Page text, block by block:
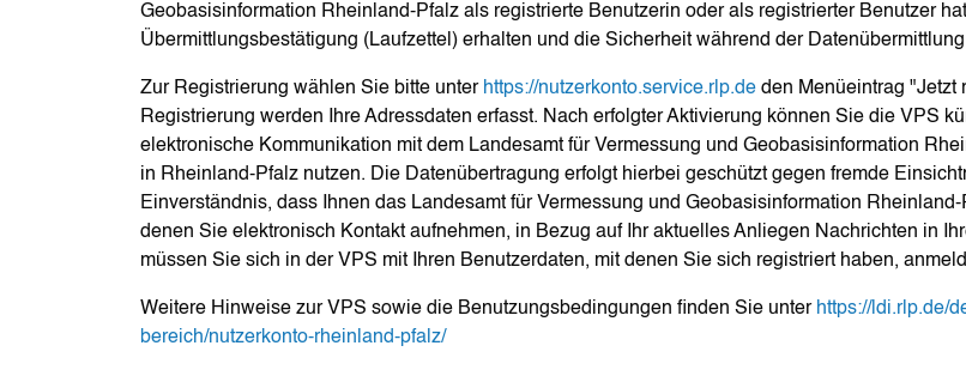
Geobasisinformation Rheinland-Pfalz als registrierte Benutzerin oder als registrierter Benutzer
Übermittlungsbestätigung (Laufzettel) erhalten und die Sicherheit während der
Zur Registrierung wählen Sie bitte unter https://nutzerkonto.service.rlp.de den Menüeintrag "Jetzt
Registrierung werden Ihre Adressdaten erfasst. Nach erfolgter Aktivierung können Sie die VPS
elektronische Kommunikation mit dem Landesamt für Vermessung und Geobasisinformation
in Rheinland-Pfalz nutzen. Die Datenübertragung erfolgt hierbei geschützt gegen fremde
Einverständnis, dass Ihnen das Landesamt für Vermessung und Geobasisinformation
denen Sie elektronisch Kontakt aufnehmen, in Bezug auf Ihr aktuelles Anliegen Nachrichten in
müssen Sie sich in der VPS mit Ihren Benutzerdaten, mit denen Sie sich registriert haben,
Weitere Hinweise zur VPS sowie die Benutzungsbedingungen finden Sie unter https://ldi.rlp.de/
bereich/nutzerkonto-rheinland-pfalz/